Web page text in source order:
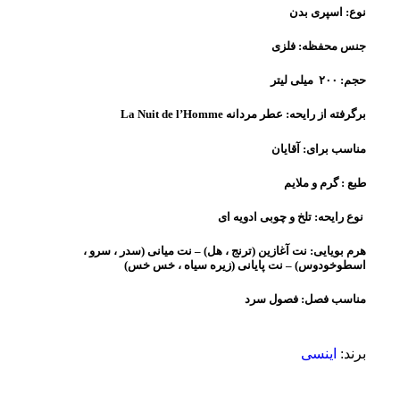
نوع: اسپری بدن
جنس محفظه: فلزی
حجم: ۲۰۰ میلی لیتر
برگرفته از رایحه: عطر مردانه La Nuit de l’Homme
مناسب برای: آقایان
طبع :گرم و ملایم
نوع رایحه: تلخ و چوبی ادویه ای
هرم بویایی: نت آغازین (ترنج ، هل) – نت میانی (سدر ، سرو ،
اسطوخودوس) – نت پایانی (زیره سیاه ، خس خس)
مناسب فصل: فصول سرد
برند: اینسی